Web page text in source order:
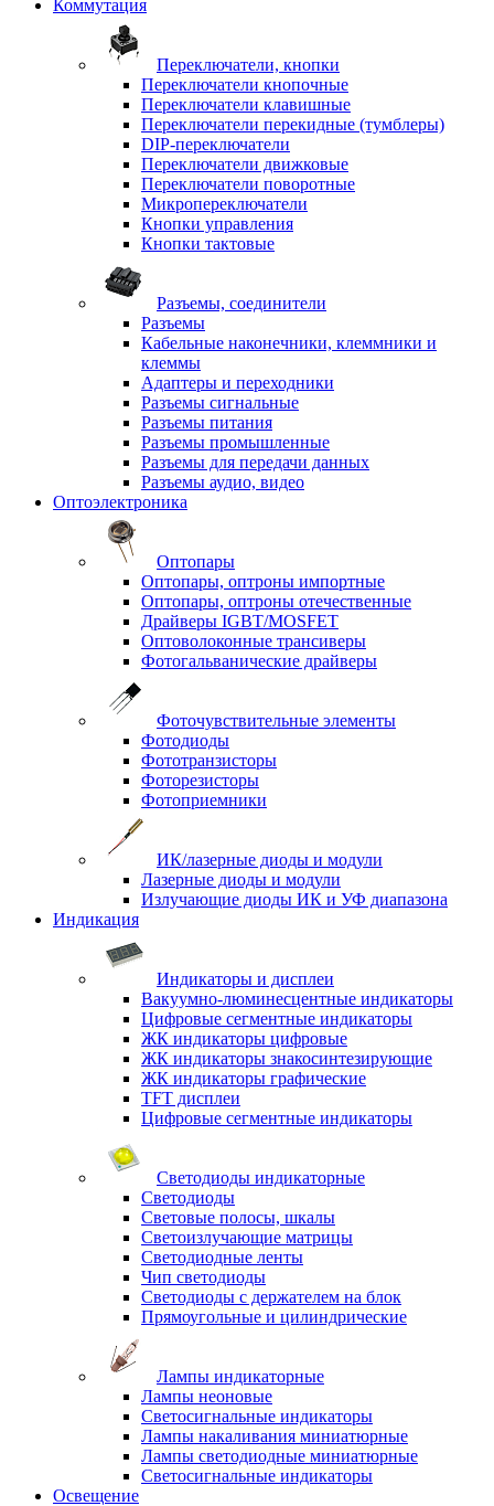
Коммутация
Переключатели, кнопки
Переключатели кнопочные
Переключатели клавишные
Переключатели перекидные (тумблеры)
DIP-переключатели
Переключатели движковые
Переключатели поворотные
Микропереключатели
Кнопки управления
Кнопки тактовые
Разъемы, соединители
Разъемы
Кабельные наконечники, клеммники и
клеммы
Адаптеры и переходники
Разъемы сигнальные
Разъемы питания
Разъемы промышленные
Разъемы для передачи данных
Разъемы аудио, видео
Оптоэлектроника
Оптопары
Оптопары, оптроны импортные
Оптопары, оптроны отечественные
Драйверы IGBT/MOSFET
Оптоволоконные трансиверы
Фотогальванические драйверы
Фоточувствительные элементы
Фотодиоды
Фототранзисторы
Фоторезисторы
Фотоприемники
ИК/лазерные диоды и модули
Лазерные диоды и модули
Излучающие диоды ИК и УФ диапазона
Индикация
Индикаторы и дисплеи
Вакуумно-люминесцентные индикаторы
Цифровые сегментные индикаторы
ЖК индикаторы цифровые
ЖК индикаторы знакосинтезирующие
ЖК индикаторы графические
TFT дисплеи
Цифровые сегментные индикаторы
Светодиоды индикаторные
Светодиоды
Световые полосы, шкалы
Светоизлучающие матрицы
Светодиодные ленты
Чип светодиоды
Светодиоды с держателем на блок
Прямоугольные и цилиндрические
Лампы индикаторные
Лампы неоновые
Светосигнальные индикаторы
Лампы накаливания миниатюрные
Лампы светодиодные миниатюрные
Светосигнальные индикаторы
Освещение